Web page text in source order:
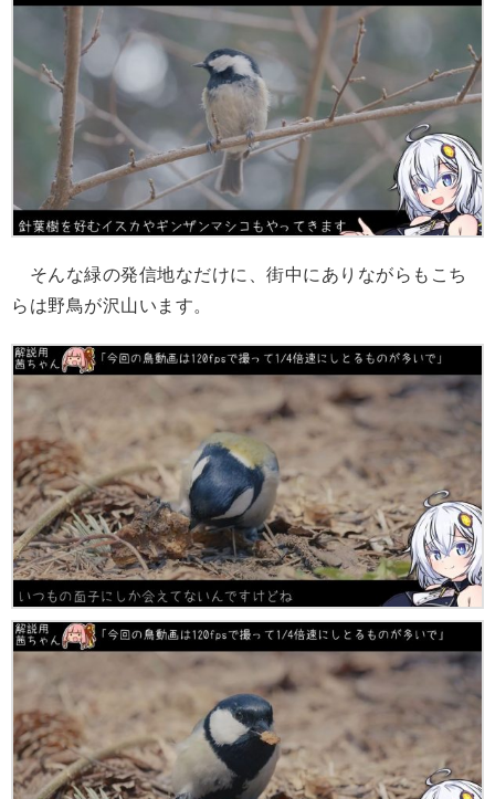
そんな緑の発信地なだけに、街中にありながらもこち
らは野鳥が沢山います。